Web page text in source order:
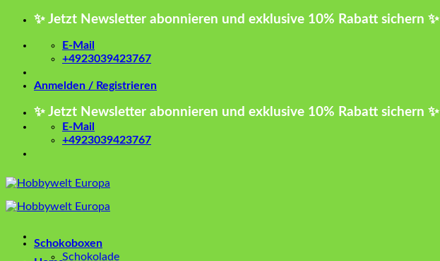
Zum
springen
✨ Jetzt Newsletter abonnieren und exklusive 10% Rabatt sichern ✨
E-Mail
+4923039423767
Anmelden / Registrieren
✨ Jetzt Newsletter abonnieren und exklusive 10% Rabatt sichern ✨
E-Mail
+4923039423767
Schokoboxen
Schokolade